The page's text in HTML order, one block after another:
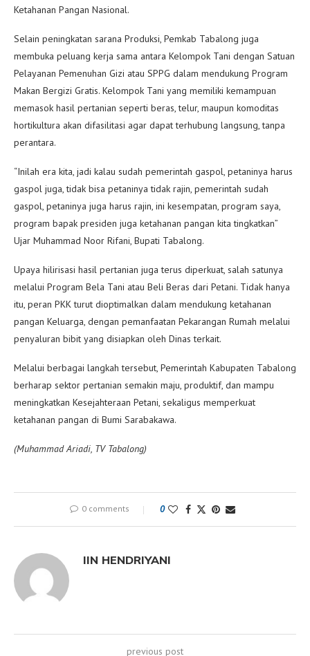
Ketahanan Pangan Nasional.
Selain peningkatan sarana Produksi, Pemkab Tabalong juga
membuka peluang kerja sama antara Kelompok Tani dengan Satuan
Pelayanan Pemenuhan Gizi atau SPPG dalam mendukung Program
Makan Bergizi Gratis. Kelompok Tani yang memiliki kemampuan
memasok hasil pertanian seperti beras, telur, maupun komoditas
hortikultura akan difasilitasi agar dapat terhubung langsung, tanpa
perantara.
“Inilah era kita, jadi kalau sudah pemerintah gaspol, petaninya harus
gaspol juga, tidak bisa petaninya tidak rajin, pemerintah sudah
gaspol, petaninya juga harus rajin, ini kesempatan, program saya,
program bapak presiden juga ketahanan pangan kita tingkatkan”
Ujar Muhammad Noor Rifani, Bupati Tabalong.
Upaya hilirisasi hasil pertanian juga terus diperkuat, salah satunya
melalui Program Bela Tani atau Beli Beras dari Petani. Tidak hanya
itu, peran PKK turut dioptimalkan dalam mendukung ketahanan
pangan Keluarga, dengan pemanfaatan Pekarangan Rumah melalui
penyaluran bibit yang disiapkan oleh Dinas terkait.
Melalui berbagai langkah tersebut, Pemerintah Kabupaten Tabalong
berharap sektor pertanian semakin maju, produktif, dan mampu
meningkatkan Kesejahteraan Petani, sekaligus memperkuat
ketahanan pangan di Bumi Sarabakawa.
(Muhammad Ariadi, TV Tabalong)
0 comments 0
IIN HENDRIYANI
previous post